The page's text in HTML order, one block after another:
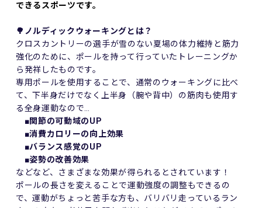
できるスポーツです。
🌳ノルディックウォーキングとは？
クロスカントリーの選手が雪のない夏場の体力維持と筋力
強化のために、ポールを持って行っていたトレーニングか
ら発祥したものです。
専用ポールを使用することで、通常のウォーキングに比べ
て、下半身だけでなく上半身（腕や背中）の筋肉も使用す
る全身運動なので…
■関節の可動域のUP
■消費カロリーの向上効果
■バランス感覚のUP
■姿勢の改善効果
などなど、さまざまな効果が得られるとされています！
ポールの長さを変えることで運動強度の調整もできるの
で、運動がちょっと苦手な方も、バリバリ走っているラン